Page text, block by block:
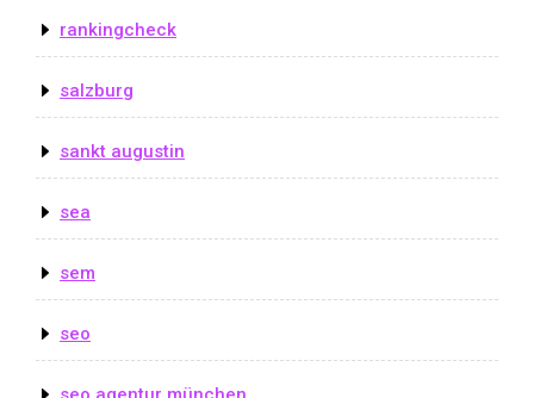
rankingcheck
salzburg
sankt augustin
sea
sem
seo